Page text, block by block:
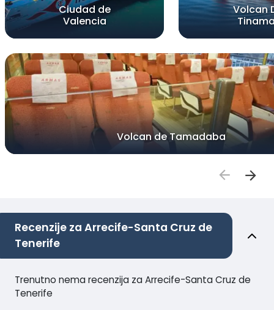
Ciudad de
Valencia
Volcan
Volcan de Tamadaba
Recenzije za Arrecife-Santa Cruz de
Tenerife
Trenutno nema recenzija za Arrecife-Santa Cruz de
Tenerife